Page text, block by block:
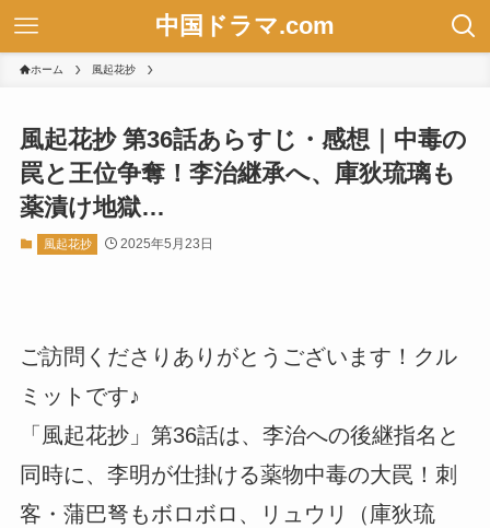
中国ドラマ.com
ホーム 風起花抄
風起花抄 第36話あらすじ・感想｜中毒の
罠と王位争奪！李治継承へ、庫狄琉璃も
薬漬け地獄…
風起花抄 2025年5月23日
ご訪問くださりありがとうございます！クル
ミットです♪
「風起花抄」第36話は、李治への後継指名と
同時に、李明が仕掛ける薬物中毒の大罠！刺
客・蒲巴弩もボロボロ、リュウリ（庫狄琉